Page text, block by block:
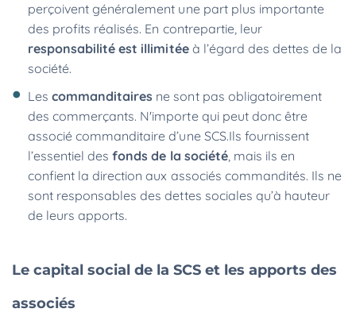
perçoivent généralement une part plus importante
des profits réalisés. En contrepartie, leur
responsabilité est illimitée à l’égard des dettes de la
société.
Lescommanditaires ne sont pas obligatoirement
des commerçants. N'importe qui peut donc être
associé commanditaire d’une SCS.Ils fournissent
l’essentiel desfonds de la société, mais ils en
confient la direction aux associés commandités. Ils ne
sont responsables des dettes sociales qu’à hauteur
de leurs apports.
Le capital social de la SCS et les apports des
associés